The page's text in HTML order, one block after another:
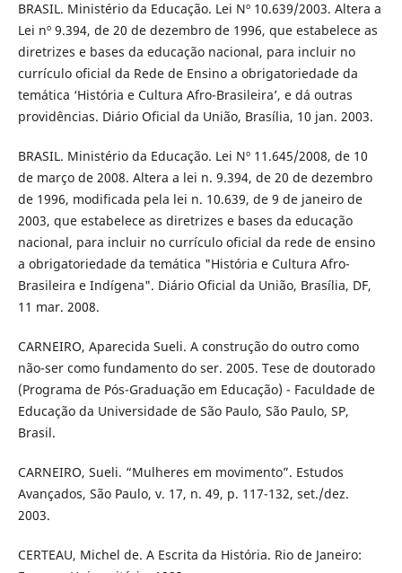
BRASIL. Ministério da Educação. Lei Nº 10.639/2003. Altera a
Lei nº 9.394, de 20 de dezembro de 1996, que estabelece as
diretrizes e bases da educação nacional, para incluir no
currículo oficial da Rede de Ensino a obrigatoriedade da
temática ‘História e Cultura Afro-Brasileira’, e dá outras
providências. Diário Oficial da União, Brasília, 10 jan. 2003.
BRASIL. Ministério da Educação. Lei Nº 11.645/2008, de 10
de março de 2008. Altera a lei n. 9.394, de 20 de dezembro
de 1996, modificada pela lei n. 10.639, de 9 de janeiro de
2003, que estabelece as diretrizes e bases da educação
nacional, para incluir no currículo oficial da rede de ensino
a obrigatoriedade da temática "História e Cultura Afro-
Brasileira e Indígena". Diário Oficial da União, Brasília, DF,
11 mar. 2008.
CARNEIRO, Aparecida Sueli. A construção do outro como
não-ser como fundamento do ser. 2005. Tese de doutorado
(Programa de Pós-Graduação em Educação) - Faculdade de
Educação da Universidade de São Paulo, São Paulo, SP,
Brasil.
CARNEIRO, Sueli. “Mulheres em movimento”. Estudos
Avançados, São Paulo, v. 17, n. 49, p. 117-132, set./dez.
2003.
CERTEAU, Michel de. A Escrita da História. Rio de Janeiro: